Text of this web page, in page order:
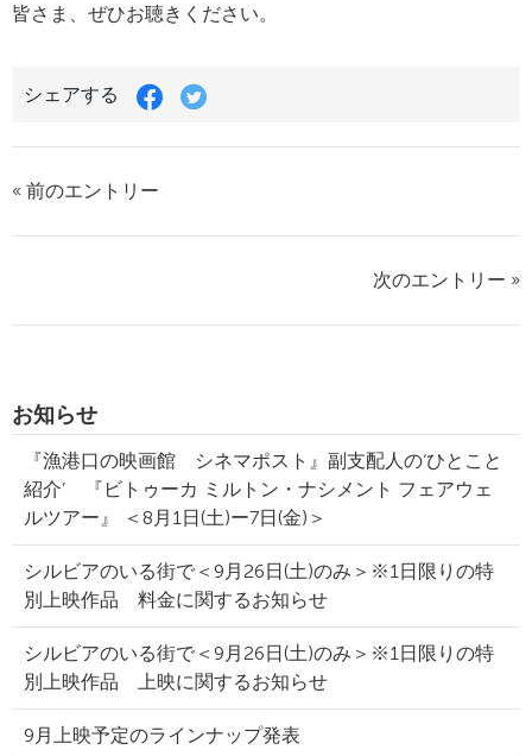
皆さま、ぜひお聴きください。
シェアする
« 前のエントリー
次のエントリー »
お知らせ
『漁港口の映画館 シネマポスト』副支配人の‘ひとこと
紹介’ 『ビトゥーカ ミルトン・ナシメント フェアウェ
ルツアー』 ＜8月1日(土)ー7日(金)＞
シルビアのいる街で＜9月26日(土)のみ＞※1日限りの特
別上映作品 料金に関するお知らせ
シルビアのいる街で＜9月26日(土)のみ＞※1日限りの特
別上映作品 上映に関するお知らせ
9月上映予定のラインナップ発表